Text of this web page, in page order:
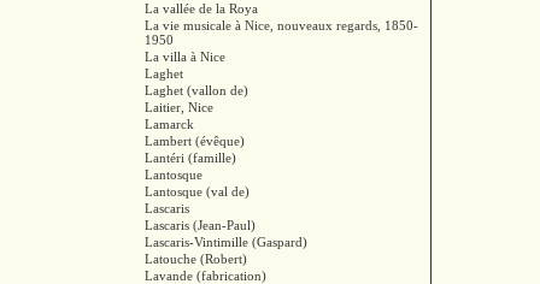
La vallée de la Roya
La vie musicale à Nice, nouveaux regards, 1850-
1950
La villa à Nice
Laghet
Laghet (vallon de)
Laitier, Nice
Lamarck
Lambert (évêque)
Lantéri (famille)
Lantosque
Lantosque (val de)
Lascaris
Lascaris (Jean-Paul)
Lascaris-Vintimille (Gaspard)
Latouche (Robert)
Lavande (fabrication)